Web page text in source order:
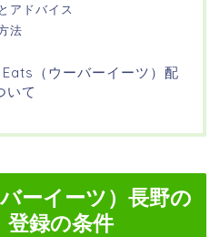
アドバイス
法
（ウーバーイーツ）配
いて
ーイーツ）長野の
登録の条件